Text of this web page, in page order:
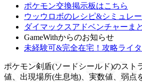
ポケモン交換掲示板はこちら
ウッウロボのレシピ&シミュレ
ダイマックスアドベンチャーま
GameWithからのお知らせ
未経験可&完全在宅！攻略ライタ
ポケモン剣盾(ソードシールド)のスト
値、出現場所(生息地)、実数値、弱点